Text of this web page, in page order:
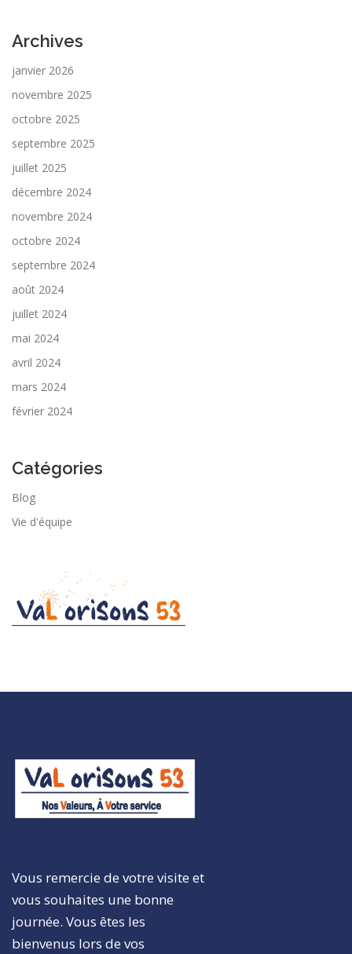
Archives
janvier 2026
novembre 2025
octobre 2025
septembre 2025
juillet 2025
décembre 2024
novembre 2024
octobre 2024
septembre 2024
août 2024
juillet 2024
mai 2024
avril 2024
mars 2024
février 2024
Catégories
Blog
Vie d'équipe
Vous remercie de votre visite et
vous souhaites une bonne
journée. Vous êtes les
bienvenus lors de vos